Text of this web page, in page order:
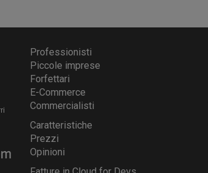
Professionisti
Piccole imprese
Forfettari
E-Commerce
Commercialisti
Caratteristiche
Prezzi
Opinioni